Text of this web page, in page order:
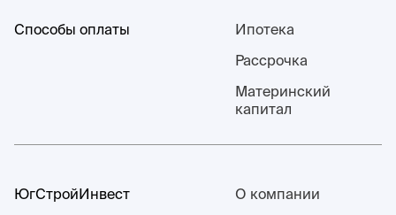
Способы оплаты
Ипотека
Рассрочка
Материнский
капитал
ЮгСтройИнвест
О компании